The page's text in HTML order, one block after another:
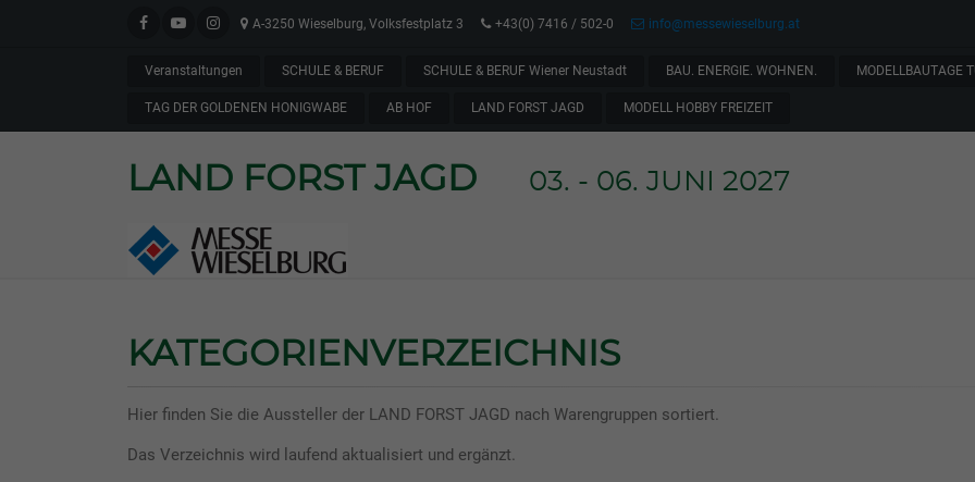
A-3250 Wieselburg, Volksfestplatz 3 +43(0) 7416 / 502-0 info@messewieselburg.at
Veranstaltungen SCHULE & BERUF SCHULE & BERUF Wiener Neustadt BAU. ENERGIE. WOHNEN. MODELLBAUTAGE
TAG DER GOLDENEN HONIGWABE AB HOF LAND FORST JAGD MODELL HOBBY FREIZEIT
LAND FORST JAGD 03. - 06. JUNI 2027
KATEGORIENVERZEICHNIS
Hier finden Sie die Aussteller der LAND FORST JAGD nach Warengruppen sortiert.
Das Verzeichnis wird laufend aktualisiert und ergänzt.